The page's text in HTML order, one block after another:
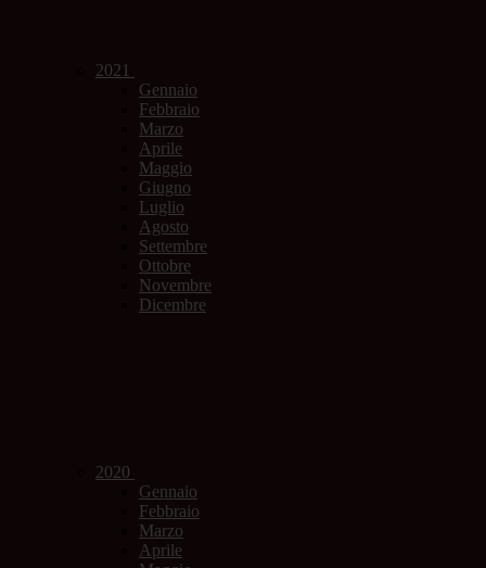
2021
Gennaio
Febbraio
Marzo
Aprile
Maggio
Giugno
Luglio
Agosto
Settembre
Ottobre
Novembre
Dicembre
2020
Gennaio
Febbraio
Marzo
Aprile